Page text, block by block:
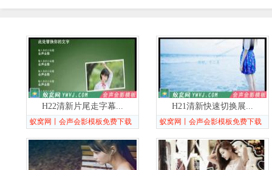
H22清新片尾走字幕...
蚁窝网丨会声会影模板免费下载
H21清新快速切换展...
蚁窝网丨会声会影模板免费下载